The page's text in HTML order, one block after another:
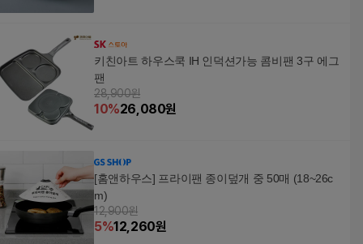
키친아트 하우스쿡 IH 인덕션가능 콤비팬 3구 에그
팬
28,900원
10%26,080원
[홈앤하우스] 프라이팬 종이덮개 중 50매 (18~26c
m)
12,900원
5%12,260원